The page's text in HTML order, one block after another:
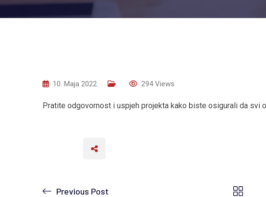
10. Maja 2022. 294Views
Pratite odgovornost i uspjeh projekta kako biste osigurali da svi
Previous Post